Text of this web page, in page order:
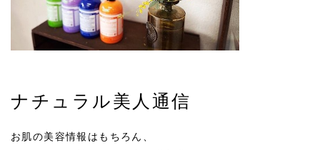
ナチュラル美人通信
お肌の美容情報はもちろん、